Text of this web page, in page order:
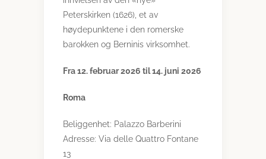
Peterskirken (1626), et av
høydepunktene i den romerske
barokken og Berninis virksomhet.
Fra 12. februar 2026 til 14. juni 2026
Roma
Beliggenhet: Palazzo Barberini
Adresse: Via delle Quattro Fontane
13